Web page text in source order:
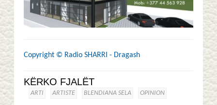
Copyright © Radio SHARRI - Dragash
KËRKO FJALËT
ARTI ARTISTE BLENDIANA SELA OPINION